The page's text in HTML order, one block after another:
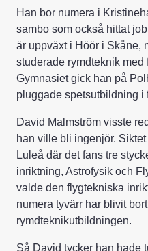
Han bor numera i
sambo som också hittat
är uppväxt i Höör i Skåne,
studerade rymdteknik
Gymnasiet gick han på
pluggade spetsutbildning i
David Malmström visste
han ville bli ingenjör.
Luleå där det fans tre
inriktning, Astrofysik och
valde den flygtekniska
numera tyvärr har blivit
rymdteknikutbildningen.
Så David tycker han hade